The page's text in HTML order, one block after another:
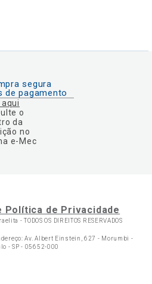
segura
de pagamento
o
da
no
e-Mec
Política de Privacidade
-TODOS OS DIREITOS RESERVADOS
Av. Albert Einstein, 627 - Morumbi -
- SP - 05652-000